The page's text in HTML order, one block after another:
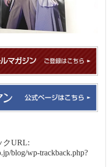
クURL:
blog/wp-trackback.php?